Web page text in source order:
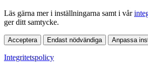
Läs gärna mer i inställningarna samt i vår
ger ditt samtycke.
Acceptera Endast nödvändiga Anpassa
Integritetspolicy